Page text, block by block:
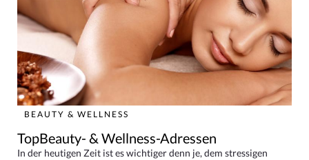
BEAUTY & WELLNESS
TopBeauty- & Wellness-Adressen
In der heutigen Zeit ist es wichtiger denn je, dem stressigen